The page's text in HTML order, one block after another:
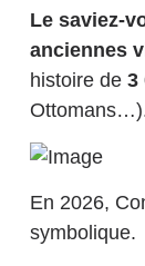
Le saviez-
anciennes
histoire de 3
En 2026,
symbolique.